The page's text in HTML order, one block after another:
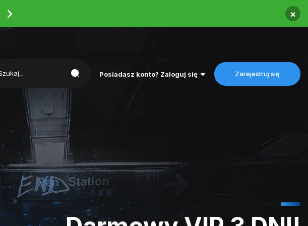
×
Posiadasz konto? Zaloguj się Zarejestruj się